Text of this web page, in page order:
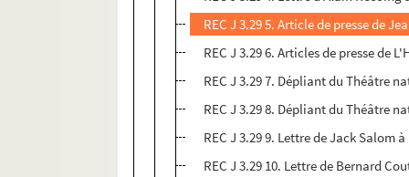
REC J 3.29 5. Article de presse de
REC J 3.29 6. Articles de presse de
REC J 3.29 7. Dépliant du Théâtre
REC J 3.29 8. Dépliant du Théâtre
REC J 3.29 9. Lettre de Jack
REC J 3.29 10. Lettre de Bernard